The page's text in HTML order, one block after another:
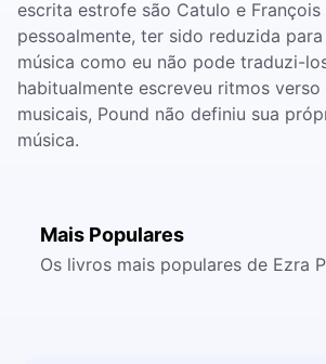
escrita estrofe são Catulo e François
pessoalmente, ter sido reduzida
música como eu não pode traduzi-
habitualmente escreveu ritmos
musicais, Pound não definiu sua
música.
Mais Populares
Os livros mais populares de Ezra